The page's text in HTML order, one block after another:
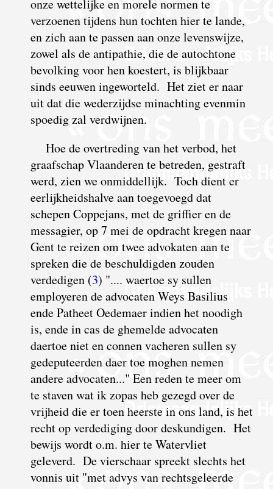
onze wettelijke en morele normen te
verzoenen tijdens hun tochten hier te lande,
en zich aan te passen aan onze levenswijze,
zowel als de antipathie, die de autochtone
bevolking voor hen koestert, is blijkbaar
sinds eeuwen ingeworteld. Het ziet er naar
uit dat die wederzijdse minachting evenmin
spoedig zal verdwijnen.
Hoe de overtreding van het verbod, het
graafschap Vlaanderen te betreden, gestraft
werd, zien we onmiddellijk. Toch dient er
eerlijkheidshalve aan toegevoegd dat
schepen Coppejans, met de griffier en de
messagier, op 7 mei de opdracht kregen naar
Gent te reizen om twee advokaten aan te
spreken die de beschuldigden zouden
verdedigen (3) ".... waertoe sy sullen
employeren de advocaten Weys Basilius
ende Patheet Oedemaer indien het noodigh
is, ende in cas de ghemelde advocaten
daertoe niet en connen vacheren sullen sy
gedeputeerden daer toe moghen nemen
andere advocaten..." Een reden te meer om
te staven wat ik zopas heb gezegd over de
vrijheid die er toen heerste in ons land, is het
recht op verdediging door deskundigen. Het
bewijs wordt o.m. hier te Watervliet
geleverd. De vierschaar spreekt slechts het
vonnis uit "met advys van rechtsgeleerde